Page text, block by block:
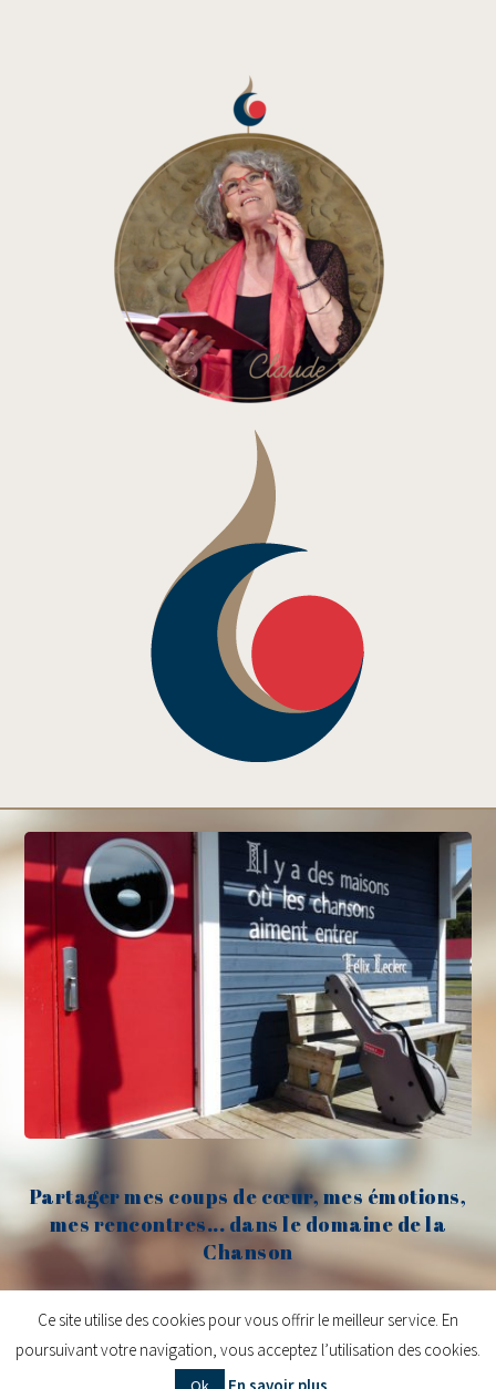
Partager mes coups de cœur, mes émotions,
mes rencontres... dans le domaine de la
Chanson
Claude Fèvre
Claude Fèvre | Chanter c'est lancer des balles
Ce site utilise des cookies pour vous offrir le meilleur service. En
poursuivant votre navigation, vous acceptez l’utilisation des cookies.